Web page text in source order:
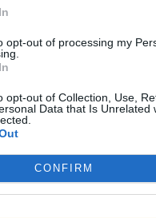
opt-out of processing my
opt-out of Collection, Use,
Data that Is Unrelated
CONFIRM
încă de la începutul
Stinger și lansatoare
URSS din
renumele în
totuși timidă a forțelor
și să-și ajute trupele